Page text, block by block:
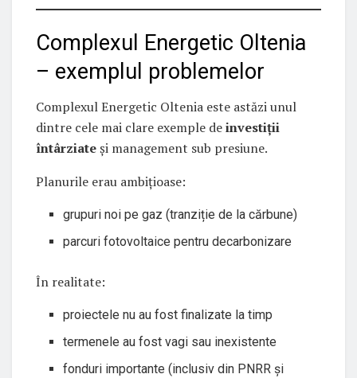
Complexul Energetic Oltenia
– exemplul problemelor
Complexul Energetic Oltenia este astăzi unul
dintre cele mai clare exemple deinvestiții
întârziateși management sub presiune.
Planurile erau ambițioase:
grupuri noi pe gaz (tranziție de la cărbune)
parcuri fotovoltaice pentru decarbonizare
În realitate:
proiectele nu au fost finalizate la timp
termenele au fost vagi sau inexistente
fonduri importante (inclusiv din PNRR și